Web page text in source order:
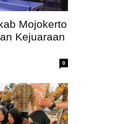
Mojokerto
Kejuaraan
0